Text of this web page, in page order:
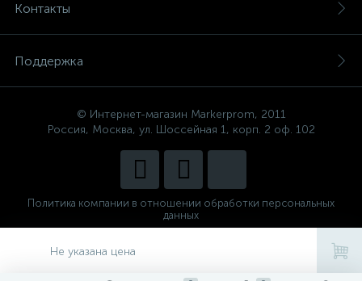
Не указана цена
Контакты
Поддержка
© Интернет-магазин Markerprom, 2011
Россия, Москва, ул. Шоссейная 1, корп. 2 оф. 102
Политика компании в отношении обработки персональных
данных